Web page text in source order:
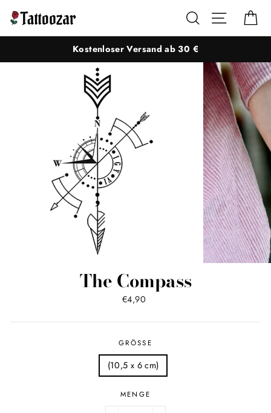
zum
Inhalt
Suche
Kostenloser Versand ab 30 €
The Compass
Normaler
€4,90
GRÖSSE
(10,5 x 6 cm)
MENGE